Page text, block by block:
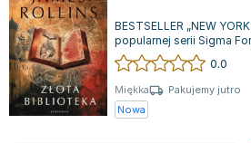
Zygmunt Freud
Agata Passent
Michel Moran
Maciej Orłoś
Jo Nesbo
BESTSELLER „NEW
popularnej serii Sigma
historii, przygody i
0.0
Miękka
Pakujemy jutro
Nowa